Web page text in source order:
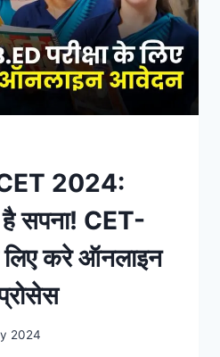
2024:
है सपना! CET-
लिए करे ऑनलाइन
2024